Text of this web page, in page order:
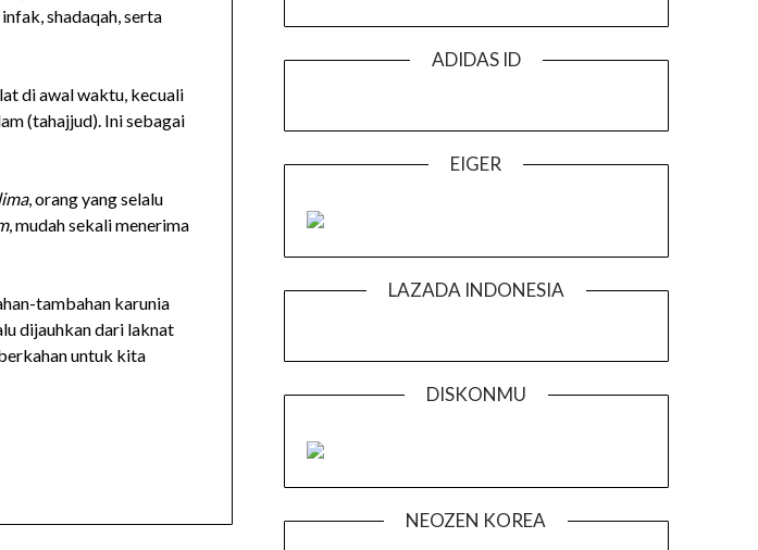
shadaqah, serta
di awal waktu, kecuali
(tahajjud). Ini sebagai
, orang yang selalu
, mudah sekali menerima
tambahan karunia
dijauhkan dari laknat
untuk kita
ADIDAS ID
EIGER
LAZADA INDONESIA
DISKONMU
NEOZEN KOREA